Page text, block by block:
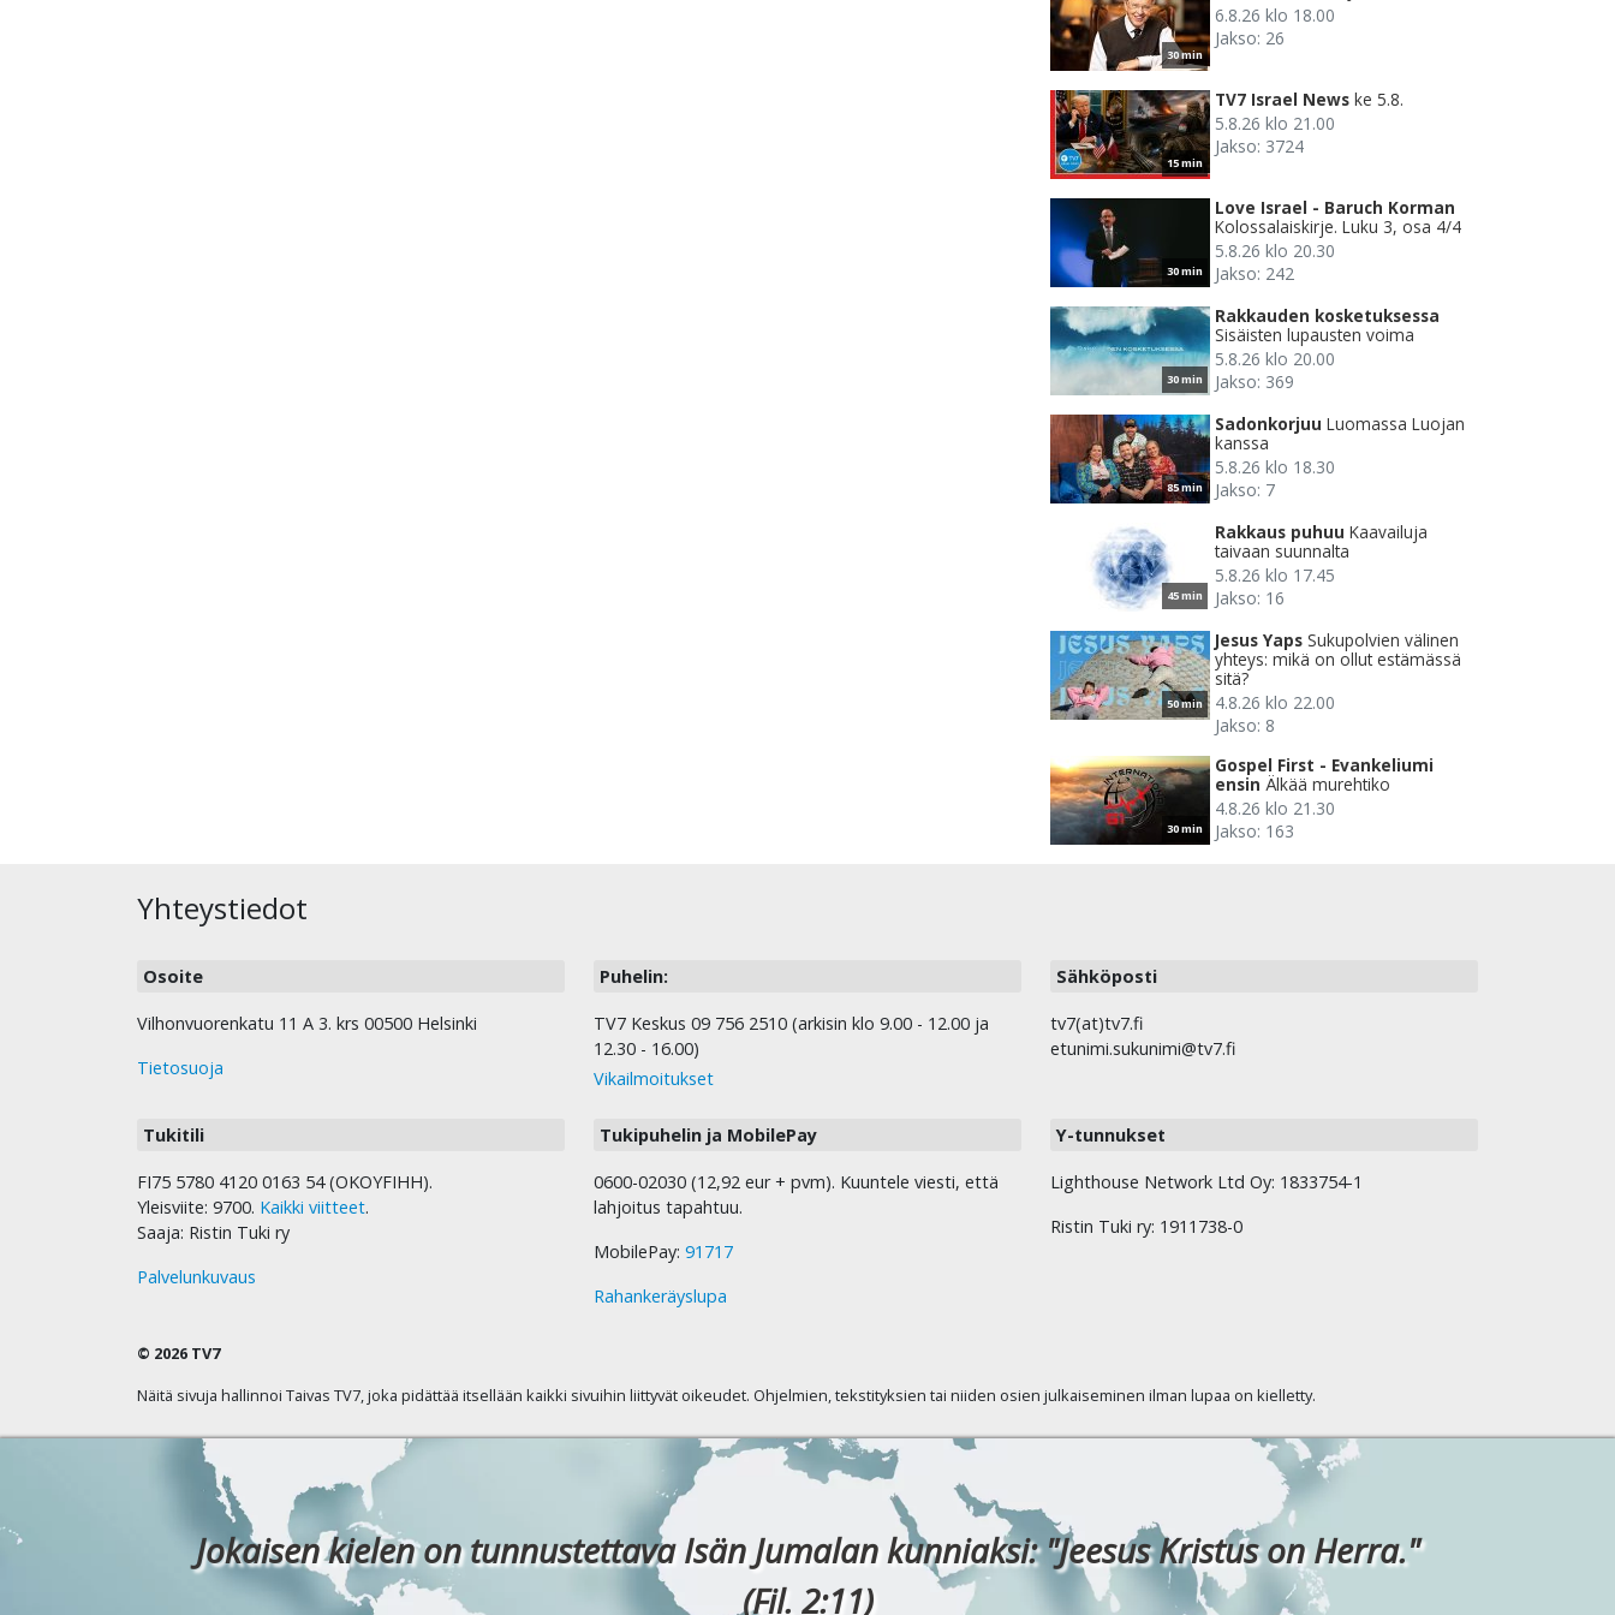
30 min
6.8.26 klo 18.00
Jakso: 26
15 min
TV7 Israel News ke 5.8.
5.8.26 klo 21.00
Jakso: 3724
30 min
Love Israel - Baruch Korman
Kolossalaiskirje. Luku 3, osa 4/4
5.8.26 klo 20.30
Jakso: 242
30 min
Rakkauden kosketuksessa
Sisäisten lupausten voima
5.8.26 klo 20.00
Jakso: 369
85 min
Sadonkorjuu Luomassa Luojan
kanssa
5.8.26 klo 18.30
Jakso: 7
45 min
Rakkaus puhuu Kaavailuja
taivaan suunnalta
5.8.26 klo 17.45
Jakso: 16
50 min
Jesus Yaps Sukupolvien välinen
yhteys: mikä on ollut estämässä
sitä?
4.8.26 klo 22.00
Jakso: 8
30 min
Gospel First - Evankeliumi
ensin Älkää murehtiko
4.8.26 klo 21.30
Jakso: 163
Yhteystiedot
Osoite
Vilhonvuorenkatu 11 A 3. krs 00500 Helsinki
Tietosuoja
Puhelin:
TV7 Keskus 09 756 2510 (arkisin klo 9.00 - 12.00 ja
12.30 - 16.00)
Vikailmoitukset
Sähköposti
tv7(at)tv7.fi
etunimi.sukunimi@tv7.fi
Tukitili
FI75 5780 4120 0163 54 (OKOYFIHH).
Yleisviite: 9700. Kaikki viitteet.
Saaja: Ristin Tuki ry
Palvelunkuvaus
Tukipuhelin ja MobilePay
0600-02030 (12,92 eur + pvm). Kuuntele viesti, että
lahjoitus tapahtuu.
MobilePay: 91717
Rahankeräyslupa
Y-tunnukset
Lighthouse Network Ltd Oy: 1833754-1
Ristin Tuki ry: 1911738-0
© 2026 TV7
Näitä sivuja hallinnoi Taivas TV7, joka pidättää itsellään kaikki sivuihin liittyvät oikeudet. Ohjelmien, tekstityksien tai niiden osien julkaiseminen ilman lupaa on kielletty.
Jokaisen kielen on tunnustettava Isän Jumalan kunniaksi: "Jeesus Kristus on Herra."
(Fil. 2:11)